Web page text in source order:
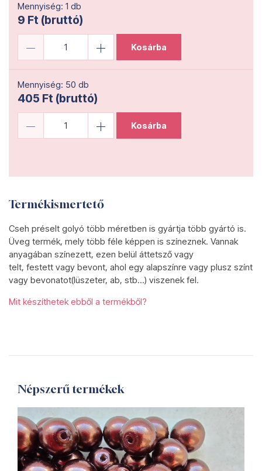
Mennyiség: 1 db
9 Ft (bruttó)
Kosárba
Mennyiség: 50 db
405 Ft (bruttó)
Kosárba
Termékismertető
Cseh préselt golyó több méretben is gyártja több gyártó is.
Üveg termék, mely több féle képpen is színeznek. Vannak
anyagában színezett, ezen belül áttetsző vagy
telt, festett vagy bevont, ahol egy alapszínre vagy plusz színt
vagy bevonatot(lüszeter, ab, stb...) viszenek fel.
Mit készíthetek ebből a termékből?
Népszerű termékek